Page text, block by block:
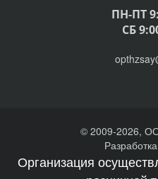
ПН-ПТ
СБ
© 2009-2026,
Организация